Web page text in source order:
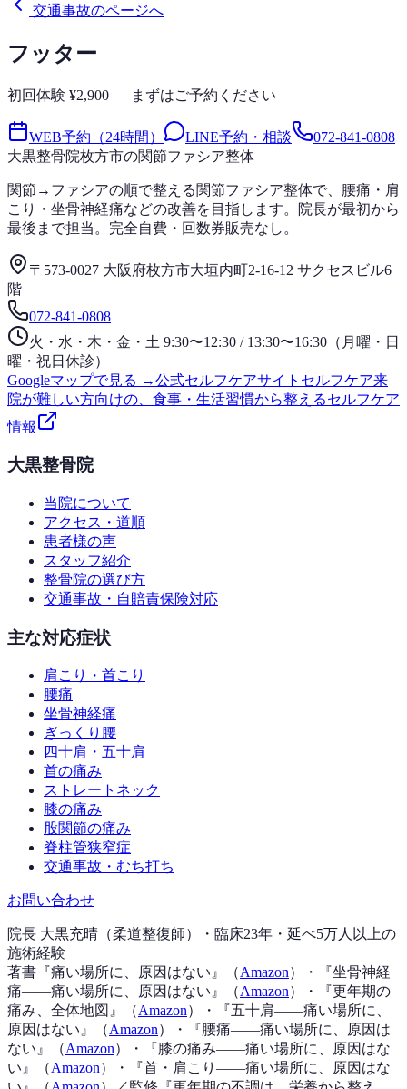
交通事故のページへ
フッター
初回体験 ¥2,900 — まずはご予約ください
WEB予約（24時間） LINE予約・相談
072-841-0808
大黒整骨院枚方市の関節ファシア整体
関節→ファシアの順で整える関節ファシア整体で、腰痛・肩
こり・坐骨神経痛などの改善を目指します。院長が最初から
最後まで担当。完全自費・回数券販売なし。
〒573-0027 大阪府枚方市大垣内町2-16-12 サクセスビル6
階
072-841-0808
火・水・木・金・土 9:30〜12:30 / 13:30〜16:30（月曜・日
曜・祝日休診）
Googleマップで見る →公式セルフケアサイト セルフケア来
院が難しい方向けの、食事・生活習慣から整えるセルフケア
情報
大黒整骨院
当院について
アクセス・道順
患者様の声
スタッフ紹介
整骨院の選び方
交通事故・自賠責保険対応
主な対応症状
肩こり・首こり
腰痛
坐骨神経痛
ぎっくり腰
四十肩・五十肩
首の痛み
ストレートネック
膝の痛み
股関節の痛み
脊柱管狭窄症
交通事故・むち打ち
お問い合わせ
院長 大黒充晴（柔道整復師）・臨床23年・延べ5万人以上の
施術経験
著書『 痛い場所に、原因はない』（Amazon） ・『 坐骨神経
痛——痛い場所に、原因はない』（Amazon） ・『 更年期の
痛み、全体地図 』（Amazon） ・『 五十肩——痛い場所に、
原因はない』（Amazon） ・『 腰痛——痛い場所に、原因は
ない』（Amazon） ・『 膝の痛み——痛い場所に、原因はな
い』（Amazon） ・『 首・肩こり——痛い場所に、原因はな